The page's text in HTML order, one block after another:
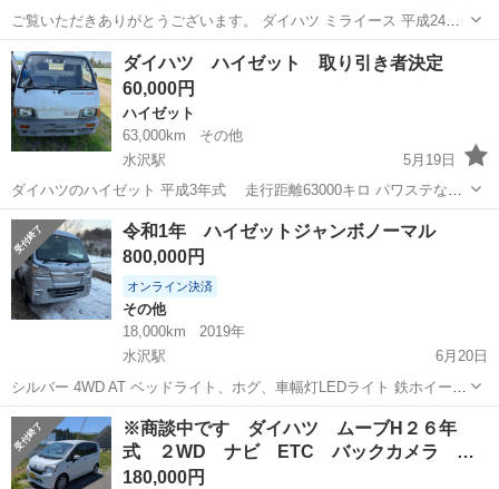
ご覧いただきありがとうございます。 ダイハツ ミライース 平成24年
式 走行距離133339キロ(多少増えるかと思います) 車検9年10月29日 外
装ボロいですが、ガンガン走ります。 下取り車両の為安く出していま
す。 令和8...
岩手 奥州市 水沢駅 ミライース 車両
ダイハツ ハイゼット 取り引き者決定
60,000円
ハイゼット
63,000km
その他
水沢駅
5月19日
ダイハツのハイゼット 平成3年式 走行距離63000キロ パワステな
し エアコンなし 4速の4躯です エンジンはかかります。調子がいいで
す。 走る、曲がるのは問題ない さびはあります。 名義変更はご自身
でお願いします 現状...
岩手 奥州市 水沢駅 ハイゼット エンジン
令和1年 ハイゼットジャンボノーマル
800,000円
オンライン決済
その他
18,000km
2019年
水沢駅
6月20日
シルバー 4WD AT ベッドライト、ホグ、車幅灯LEDライト 鉄ホイール
タイヤ2019製 パワーウィンドー エアコン 荷台ライト 荷台マット CD
ラジオ キーレス 天井物置 前オーナー時左前板金修復歴あります。 別
途ス...
岩手 奥州市 水沢駅 その他 走行距離
※商談中です ダイハツ ムーブH２６年
式 ２WD ナビ ETC バックカメラ …
180,000円